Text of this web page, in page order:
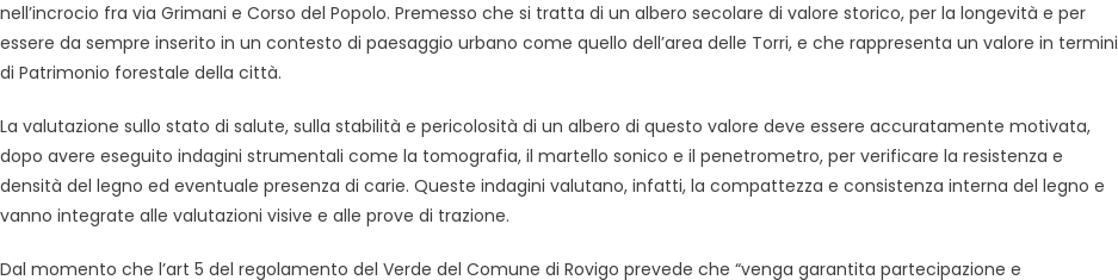
nell’incrocio fra via Grimani e Corso del Popolo. Premesso che si tratta di un albero secolare di valore storico, per la longevità e per
essere da sempre inserito in un contesto di paesaggio urbano come quello dell’area delle Torri, e che rappresenta un valore in termini
di Patrimonio forestale della città.
La valutazione sullo stato di salute, sulla stabilità e pericolosità di un albero di questo valore deve essere accuratamente motivata,
dopo avere eseguito indagini strumentali come la tomografia, il martello sonico e il penetrometro, per verificare la resistenza e
densità del legno ed eventuale presenza di carie. Queste indagini valutano, infatti, la compattezza e consistenza interna del legno e
vanno integrate alle valutazioni visive e alle prove di trazione.
Dal momento che l’art 5 del regolamento del Verde del Comune di Rovigo prevede che “venga garantita partecipazione e